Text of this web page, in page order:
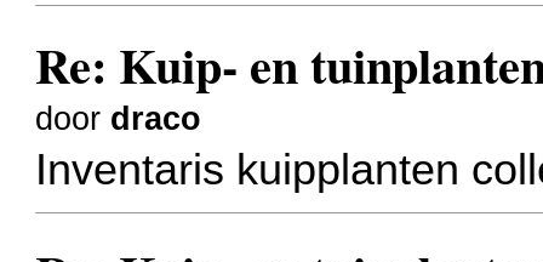
Re: Kuip- en
door draco
Inventaris kuipplanten